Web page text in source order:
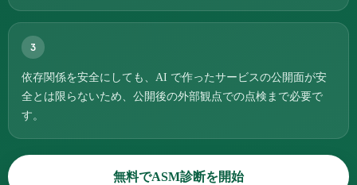
3
依存関係を安全にしても、AI で作ったサービスの公開面が安
全とは限らないため、公開後の外部観点での点検まで必要で
す。
無料でASM診断を開始